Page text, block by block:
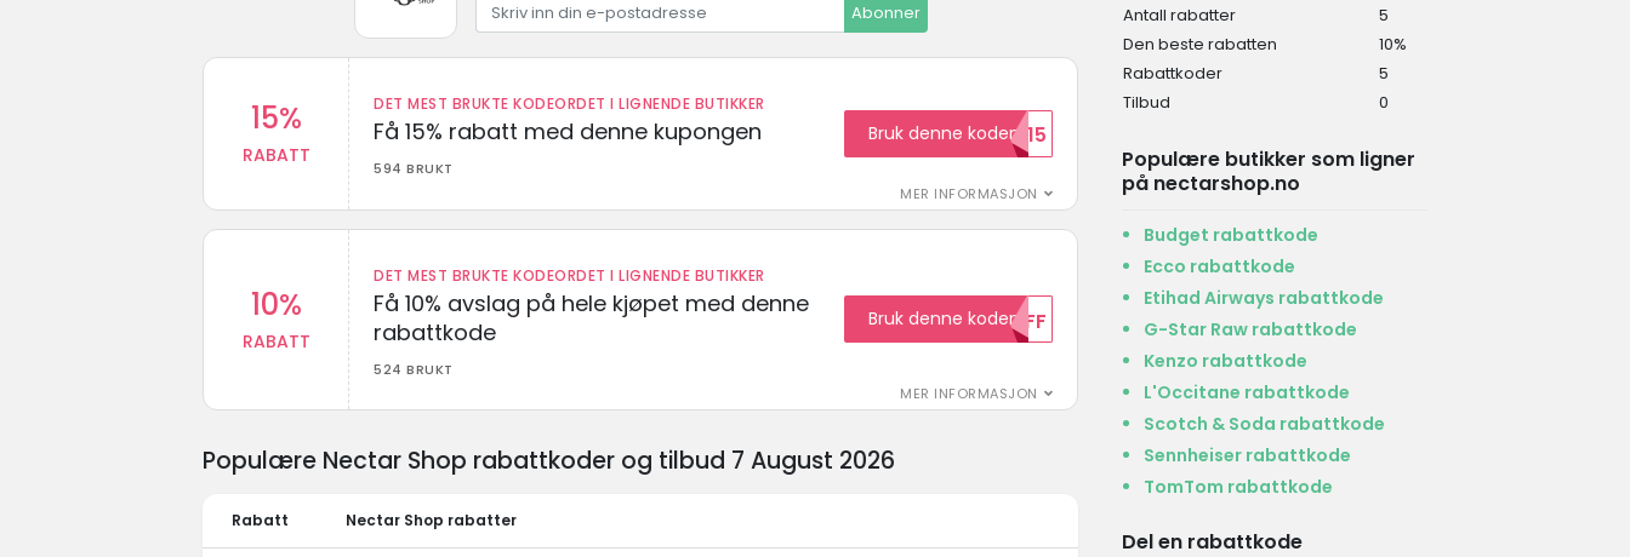
Abonner
15%
RABATT
DET MEST BRUKTE KODEORDET I LIGNENDE BUTIKKER
Få 15% rabatt med denne kupongen
594 BRUKT
MER INFORMASJON
Bruk denne koden
Welcome15
10%
RABATT
DET MEST BRUKTE KODEORDET I LIGNENDE BUTIKKER
Få 10% avslag på hele kjøpet med denne
rabattkode
524 BRUKT
MER INFORMASJON
Bruk denne koden10OFF
Antall rabatter
5
Den beste rabatten
10%
Rabattkoder
5
Tilbud
0
Populære butikker som ligner
på nectarshop.no
Budget rabattkode
Ecco rabattkode
Etihad Airways rabattkode
G-Star Raw rabattkode
Kenzo rabattkode
L'Occitane rabattkode
Scotch & Soda rabattkode
Sennheiser rabattkode
TomTom rabattkode
Del en rabattkode
Populære Nectar Shop rabattkoder og tilbud 7 August 2026
Rabatt Nectar Shop rabatter